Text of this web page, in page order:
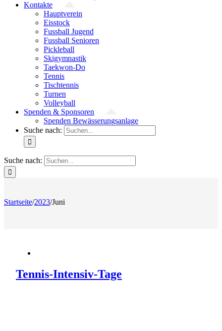
Kontakte
Hauptverein
Eisstock
Fussball Jugend
Fussball Senioren
Pickleball
Skigymnastik
Taekwon-Do
Tennis
Tischtennis
Turnen
Volleyball
Spenden & Sponsoren
Spenden Bewässerungsanlage
Suche nach:
Suche nach:
Startseite/2023/Juni
Tennis-Intensiv-Tage